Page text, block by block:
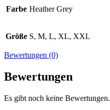
Farbe Heather Grey
Größe S, M, L, XL, XXL
Bewertungen (0)
Bewertungen
Es gibt noch keine Bewertungen.